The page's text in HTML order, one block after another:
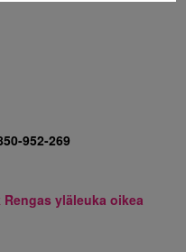
952-269
Rengas yläleuka oikea